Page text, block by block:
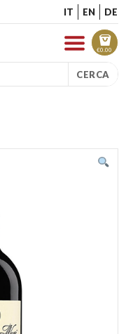
IT EN DE
€0.00
CERCA